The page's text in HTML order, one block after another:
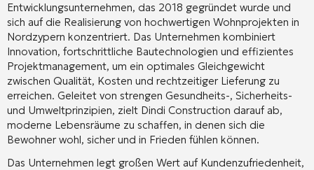
Entwicklungsunternehmen, das 2018 gegründet wurde und
sich auf die Realisierung von hochwertigen Wohnprojekten in
Nordzypern konzentriert. Das Unternehmen kombiniert
Innovation, fortschrittliche Bautechnologien und effizientes
Projektmanagement, um ein optimales Gleichgewicht
zwischen Qualität, Kosten und rechtzeitiger Lieferung zu
erreichen. Geleitet von strengen Gesundheits-, Sicherheits-
und Umweltprinzipien, zielt Dindi Construction darauf ab,
moderne Lebensräume zu schaffen, in denen sich die
Bewohner wohl, sicher und in Frieden fühlen können.
Das Unternehmen legt großen Wert auf Kundenzufriedenheit,